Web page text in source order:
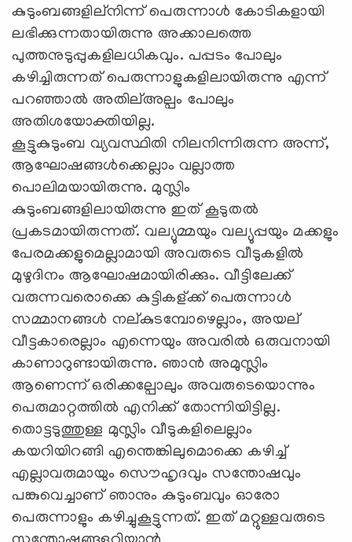
കുടുംബങ്ങളില്നിന്ന് പെരുന്നാള്‍ കോടികളായി
ലഭിക്കുന്നതായിരുന്നു അക്കാലത്തെ
പുത്തനുടുപ്പുകളിലധികവും. പപ്പടം പോലും
കഴിച്ചിരുന്നത് പെരുന്നാളുകളിലായിരുന്നു എന്ന്
പറഞ്ഞാല്‍ അതില്അല്പം പോലും
അതിശയോക്തിയില്ല.
കൂട്ടുകുടുംബ വ്യവസ്ഥിതി നിലനിന്നിരുന്ന അന്ന്,
ആഘോഷങ്ങള്‍ക്കെല്ലാം വല്ലാത്ത
പൊലിമയായിരുന്നു. മുസ്ലിം
കുടുംബങ്ങളിലായിരുന്നു ഇത് കൂടുതല്‍
പ്രകടമായിരുന്നത്. വല്യുമ്മയും വല്യുപ്പയും മക്കളും
പേരമക്കളുമെല്ലാമായി അവരുടെ വീടുകളില്‍
മുഴുദിനം ആഘോഷമായിരിക്കും. വീട്ടിലേക്ക്
വരുന്നവരൊക്കെ കുട്ടികള്ക്ക് പെരുന്നാള്‍
സമ്മാനങ്ങള്‍ നല്കുടമ്പോഴെല്ലാം, അയല്
വീട്ടകാരെല്ലാം എന്നെയും അവരില്‍ ഒരുവനായി
കാണാറുണ്ടായിരുന്നു. ഞാന്‍ അമുസ്ലിം
ആണെന്ന് ഒരിക്കല്പോലും അവരുടെയൊന്നും
പെരുമാറ്റത്തില്‍ എനിക്ക് തോന്നിയിട്ടില്ല.
തൊട്ടടുത്തുള്ള മുസ്ലിം വീടുകളിലെല്ലാം
കയറിയിറങ്ങി എന്തെങ്കിലുമൊക്കെ കഴിച്ച്
എല്ലാവരുമായും സൌഹൃദവും സന്തോഷവും
പങ്കുവെച്ചാണ് ഞാനും കുടുംബവും ഓരോ
പെരുന്നാളും കഴിച്ചുകൂട്ടുന്നത്. ഇത് മറ്റുള്ളവരുടെ